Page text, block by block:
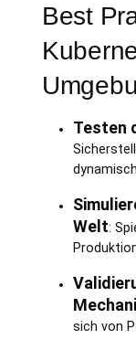
Best
Testen
Welt:
sich von